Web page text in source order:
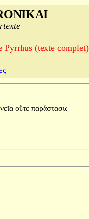
Pyrrhus (texte complet)
οὔτε παράστασις